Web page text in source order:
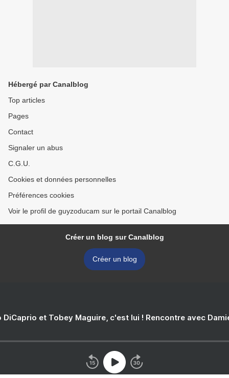
Hébergé par Canalblog
Top articles
Pages
Contact
Signaler un abus
C.G.U.
Cookies et données personnelles
Préférences cookies
Voir le profil de guyzoducam sur le portail Canalblog
Créer un blog sur Canalblog
Créer un blog
DiCaprio et Tobey Maguire, c'est lui ! Rencontre avec